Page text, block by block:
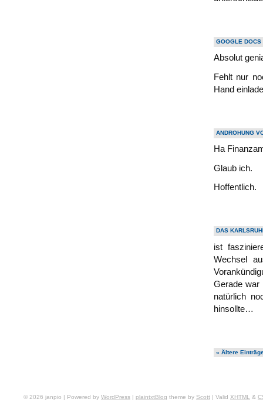
GOOGLE DOCS
Absolut
Fehlt nur
Hand
ANDROHUNG
Ha
Glaub ich.
Hoffentlich.
DAS
ist
Wechsel
Gerade war
natürlich
hinsollte…
« Ältere
© 2026 janpio | Powered by WordPress | plaintxtBlog theme by Scott | Valid XHTML &